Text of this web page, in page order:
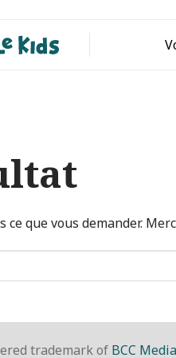
que vous demander.
trademark of BCC